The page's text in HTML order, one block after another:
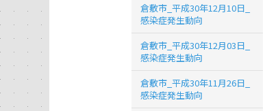
倉敷市_平成30年12月10日_
感染症発生動向
倉敷市_平成30年12月03日_
感染症発生動向
倉敷市_平成30年11月26日_
感染症発生動向